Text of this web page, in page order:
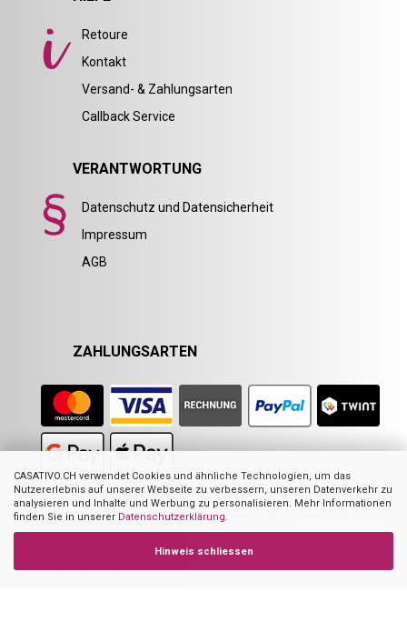
CASATIVO.CH verwendet Cookies und ähnliche Technologien, um das
Nutzererlebnis auf unserer Webseite zu verbessern, unseren Datenverkehr zu
analysieren und Inhalte und Werbung zu personalisieren. Mehr Informationen
finden Sie in unserer Datenschutzerklärung.
Hinweis schliessen
Retoure
Kontakt
Versand- & Zahlungsarten
Callback Service
VERANTWORTUNG
Datenschutz und Datensicherheit
Impressum
AGB
ZAHLUNGSARTEN
Nicht alle Abbildungen im Online-Shop stellen das angebotene Produkt zwingend
dar. Sie dienen zur Visualisierung der Beschreibung oder als Orientierung. Dies
Empfohlener VK des europ. Lieferanten